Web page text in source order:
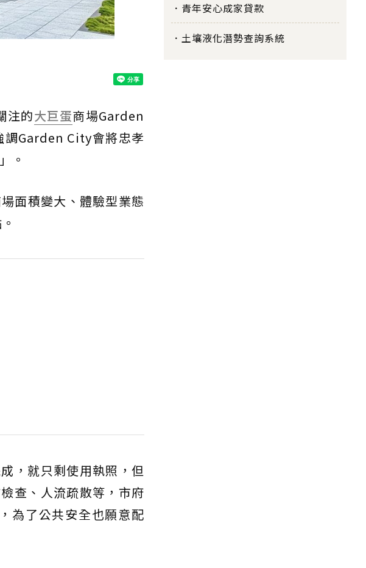
注的大巨蛋商場Garden
調Garden City會將忠孝
。
面積變大、體驗型業態
，就只剩使用執照，但
查、人流疏散等，市府
為了公共安全也願意配
青年安心成家貸款
土壤液化潛勢查詢系統